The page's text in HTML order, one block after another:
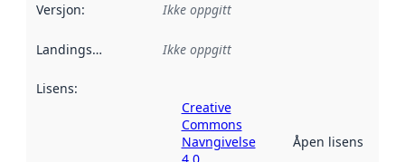
Versjon: Ikke oppgitt
Landingsside Ikke oppgitt
Lisens:
Creative
Commons
Navngivelse
Åpen lisens